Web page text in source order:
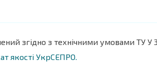
згідно з технічними умовами ТУ У
якості УкрСЕПРО.